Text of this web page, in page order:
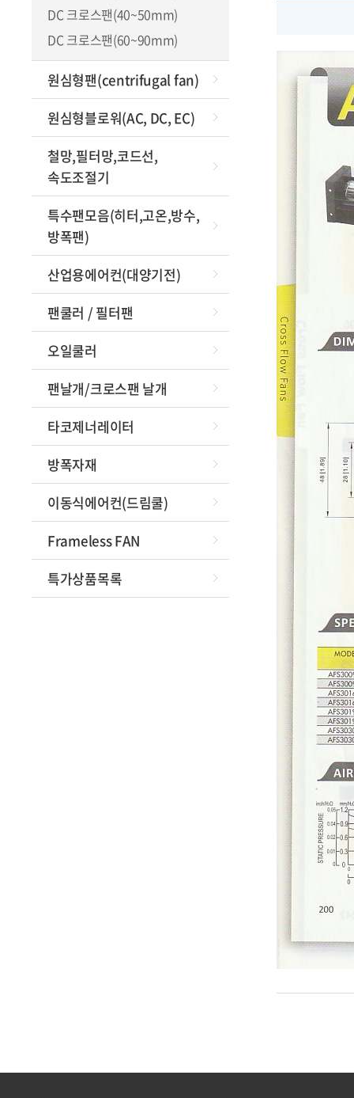
이동식
특
DC 크로스팬(40~50mm)
DC 크로스팬(60~90mm)
원심형팬(centrifugal fan)
원심형블로워(AC, DC, EC)
철망,필터망,코드선,
속도조절기
특수팬모음(히터,고온,방수,
방폭팬)
산업용에어컨(대양기전)
팬쿨러 / 필터팬
오일쿨러
팬날개/크로스팬 날개
타코제너레이터
방폭자재
이동식에어컨(드림쿨)
Frameless FAN
특가상품목록